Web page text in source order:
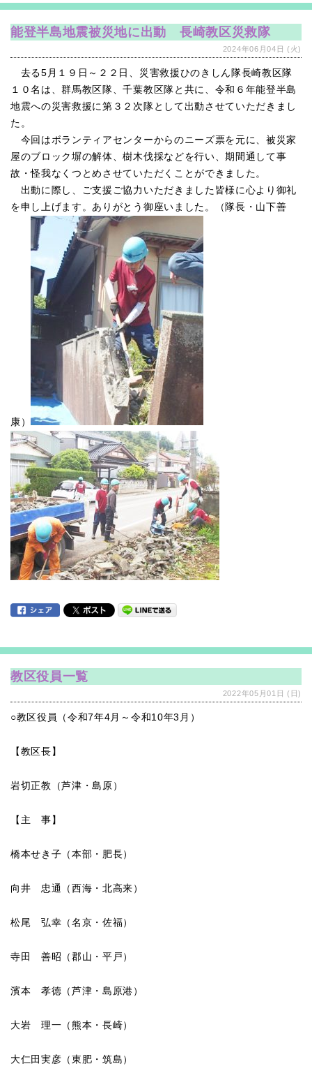
能登半島地震被災地に出動 長崎教区災救隊
2024年06月04日 (火)
去る5月１９日～２２日、災害救援ひのきしん隊長崎教区隊
１０名は、群馬教区隊、千葉教区隊と共に、令和６年能登半島
地震への災害救援に第３２次隊として出動させていただきまし
た。
今回はボランティアセンターからのニーズ票を元に、被災家
屋のブロック塀の解体、樹木伐採などを行い、期間通して事
故・怪我なくつとめさせていただくことができました。
出動に際し、ご支援ご協力いただきました皆様に心より御礼
を申し上げます。ありがとう御座いました。（隊長・山下善
康）
教区役員一覧
2022年05月01日 (日)
○教区役員（令和7年4月～令和10年3月）
【教区長】
岩切正教（芦津・島原）
【主 事】
橋本せき子（本部・肥長）
向井 忠通（西海・北高来）
松尾 弘幸（名京・佐福）
寺田 善昭（郡山・平戸）
濱本 孝徳（芦津・島原港）
大岩 理一（熊本・長崎）
大仁田実彦（東肥・筑島）